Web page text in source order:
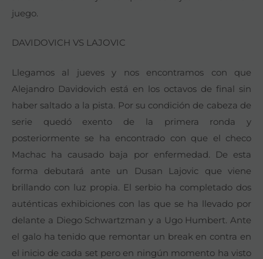
juego.
DAVIDOVICH VS LAJOVIC
Llegamos al jueves y nos encontramos con que
Alejandro Davidovich está en los octavos de final sin
haber saltado a la pista. Por su condición de cabeza de
serie quedó exento de la primera ronda y
posteriormente se ha encontrado con que el checo
Machac ha causado baja por enfermedad. De esta
forma debutará ante un Dusan Lajovic que viene
brillando con luz propia. El serbio ha completado dos
auténticas exhibiciones con las que se ha llevado por
delante a Diego Schwartzman y a Ugo Humbert. Ante
el galo ha tenido que remontar un break en contra en
el inicio de cada set pero en ningún momento ha visto